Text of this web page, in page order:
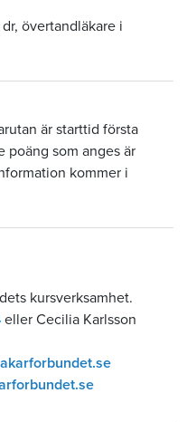
övertandläkare i
är starttid första
poäng som anges är
kommer i
kursverksamhet.
eller Cecilia Karlsson